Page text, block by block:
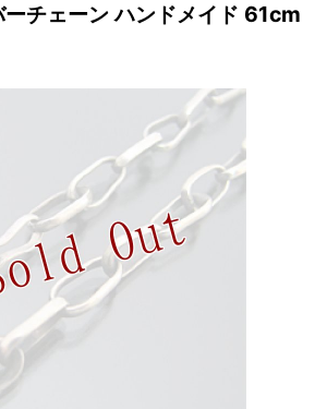
チェーン ハンドメイド 61cm